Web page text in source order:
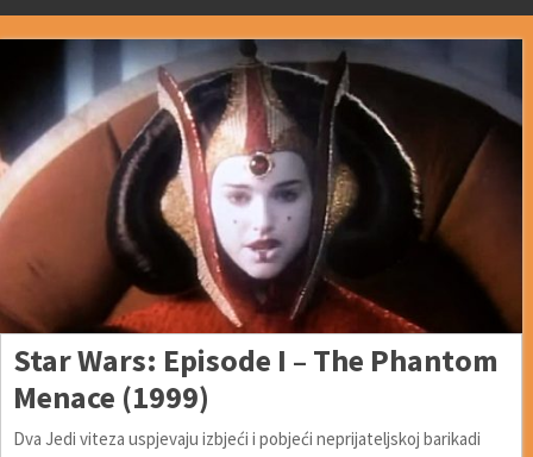
Star Wars: Episode I – The Phantom
Menace (1999)
Dva Jedi viteza uspjevaju izbjeći i pobjeći neprijateljskoj barikadi